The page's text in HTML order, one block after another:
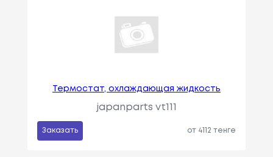
Термостат, охлаждающая жидкость
japanparts vt111
Заказать от 4112 тенге